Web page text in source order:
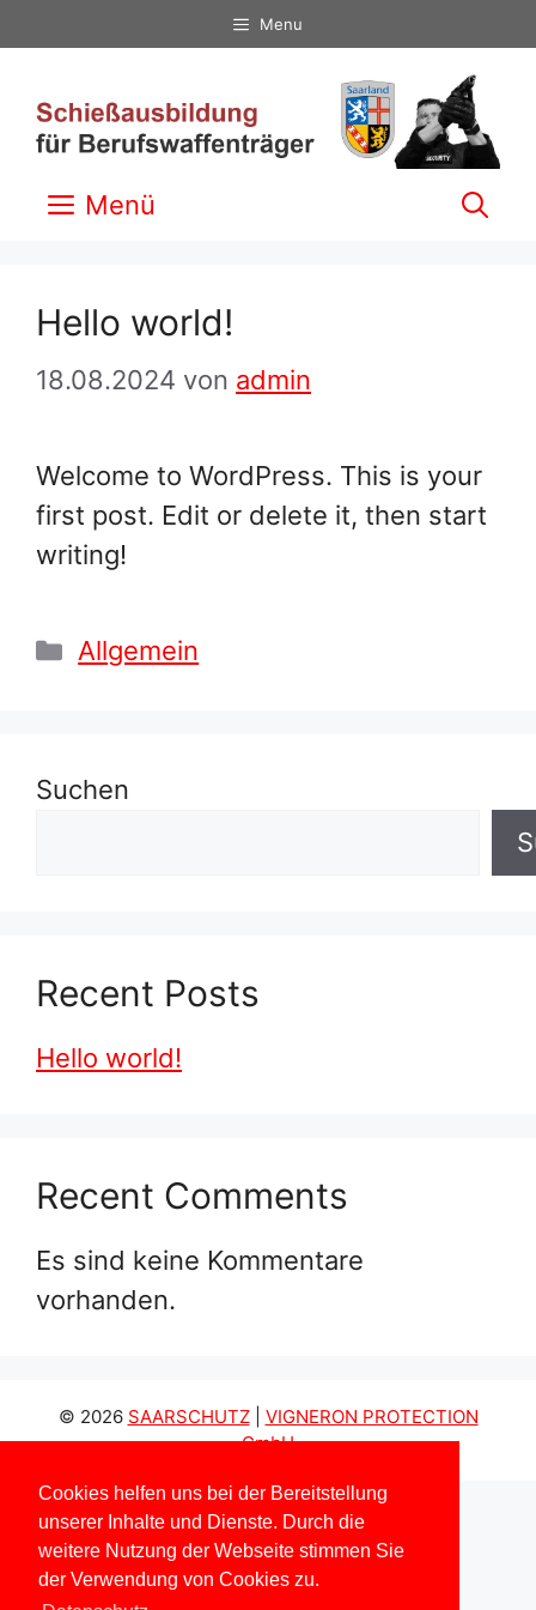
Cookies helfen uns bei der Bereitstellung
unserer Inhalte und Dienste. Durch die
weitere Nutzung der Webseite stimmen Sie
der Verwendung von Cookies zu.
Inhalt
springen
Menu
Menü
Hello world!
18.08.2024 von admin
Welcome to WordPress. This is your
first post. Edit or delete it, then start
writing!
Kategorien
Allgemein
Suchen
Recent Posts
Hello world!
Recent Comments
Es sind keine Kommentare
vorhanden.
© 2026 SAARSCHUTZ| VIGNERON PROTECTION
GmbH